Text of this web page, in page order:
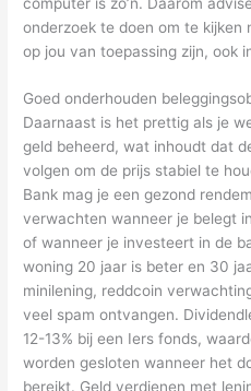
onderzoek te doen om te kijken
op jou van toepassing zijn, ook
Goed onderhouden
Daarnaast is het prettig als je
geld beheerd, wat inhoudt dat
volgen om de prijs stabiel te
Bank mag je een gezond
verwachten wanneer je belegt
of wanneer je investeert in de
woning 20 jaar is beter en 30
minilening, reddcoin
veel spam ontvangen.
12-13% bij een Iers fonds,
worden gesloten wanneer het
bereikt. Geld verdienen met